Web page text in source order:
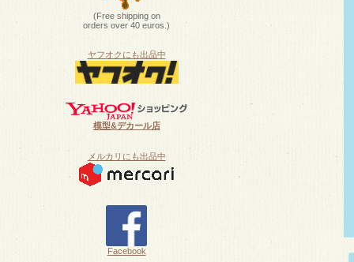
(Free shipping on
orders over 40 euros.)
ヤフオクにも出品中
模型&デカール店
メルカリにも出品中
Facebook